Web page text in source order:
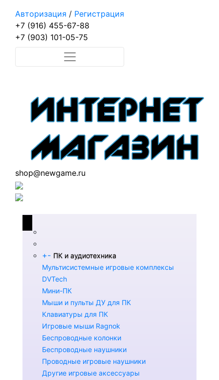
Авторизация / Регистрация
+7 (916) 455-67-88
+7 (903) 101-05-75
shop@newgame.ru
+- ПК и аудиотехника
Мультисистемные игровые комплексы
DVTech
Мини-ПК
Мыши и пульты ДУ для ПК
Клавиатуры для ПК
Игровые мыши Ragnok
Беспроводные колонки
Беспроводные наушники
Проводные игровые наушники
Другие игровые аксессуары